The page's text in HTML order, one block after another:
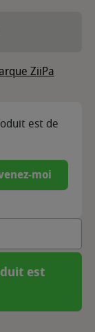
ZiiPa
est de
moi
est